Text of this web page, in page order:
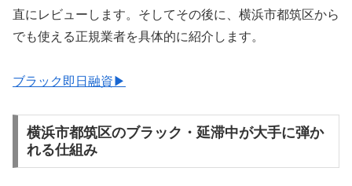
直にレビューします。そしてその後に、横浜市都筑区から
でも使える正規業者を具体的に紹介します。
ブラック即日融資▶
横浜市都筑区のブラック・延滞中が大手に弾か
れる仕組み